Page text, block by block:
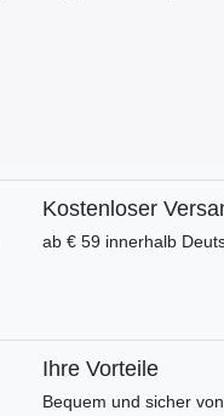
Kostenloser
ab € 59 innerhalb
Ihre Vorteile
Bequem und sicher